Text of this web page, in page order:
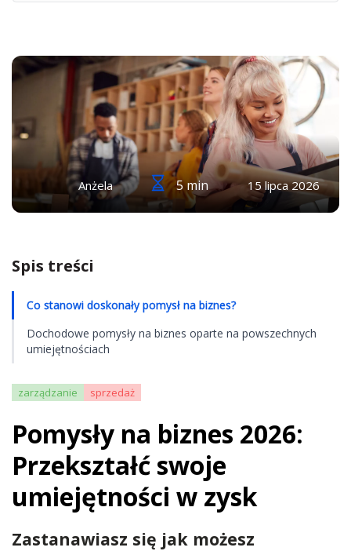
Anżela 5 min 15 lipca 2026
Spis treści
Co stanowi doskonały pomysł na biznes?
Dochodowe pomysły na biznes oparte na powszechnych
umiejętnościach
zarządzanie sprzedaż
Pomysły na biznes 2026:
Przekształć swoje
umiejętności w zysk
Zastanawiasz się jak możesz